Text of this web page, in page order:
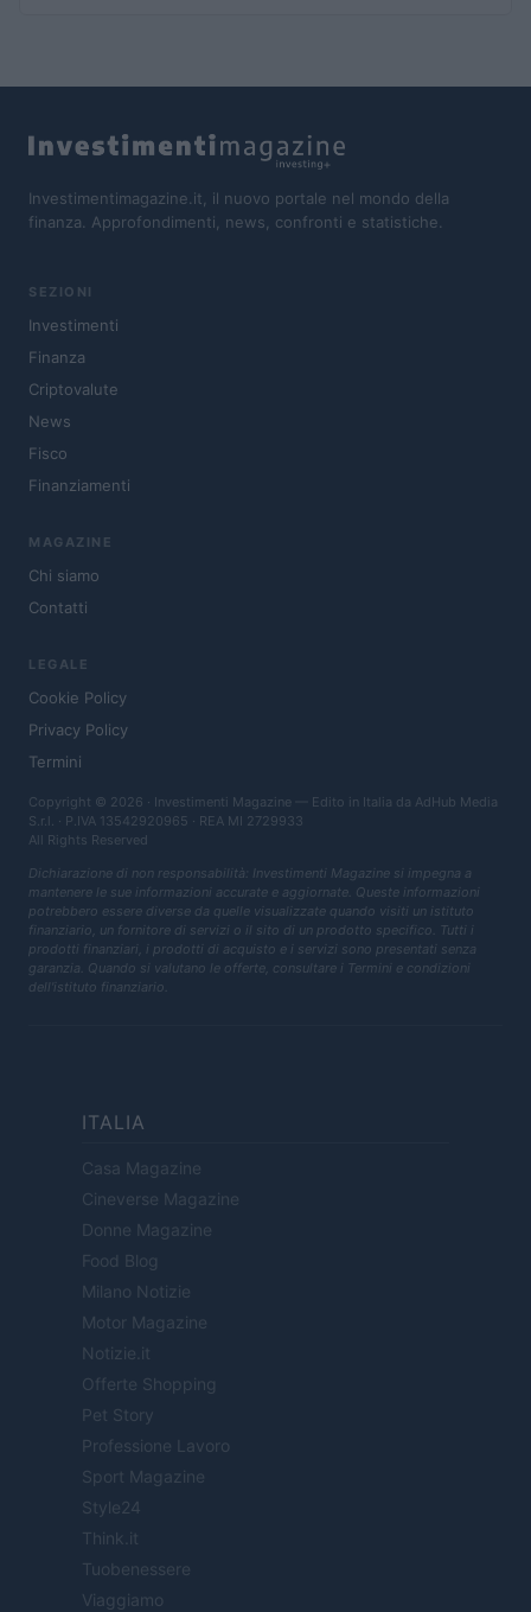
Investimentimagazine.it, il nuovo portale nel mondo della
finanza. Approfondimenti, news, confronti e statistiche.
SEZIONI
Investimenti
Finanza
Criptovalute
News
Fisco
Finanziamenti
MAGAZINE
Chi siamo
Contatti
LEGALE
Cookie Policy
Privacy Policy
Termini
Copyright © 2026 · Investimenti Magazine — Edito in Italia da AdHub Media
S.r.l. · P.IVA 13542920965 · REA MI 2729933
All Rights Reserved
Dichiarazione di non responsabilità: Investimenti Magazine si impegna a
mantenere le sue informazioni accurate e aggiornate. Queste informazioni
potrebbero essere diverse da quelle visualizzate quando visiti un istituto
finanziario, un fornitore di servizi o il sito di un prodotto specifico. Tutti i
prodotti finanziari, i prodotti di acquisto e i servizi sono presentati senza
garanzia. Quando si valutano le offerte, consultare i Termini e condizioni
dell'istituto finanziario.
ITALIA
Casa Magazine
Cineverse Magazine
Donne Magazine
Food Blog
Milano Notizie
Motor Magazine
Notizie.it
Offerte Shopping
Pet Story
Professione Lavoro
Sport Magazine
Style24
Think.it
Tuobenessere
Viaggiamo